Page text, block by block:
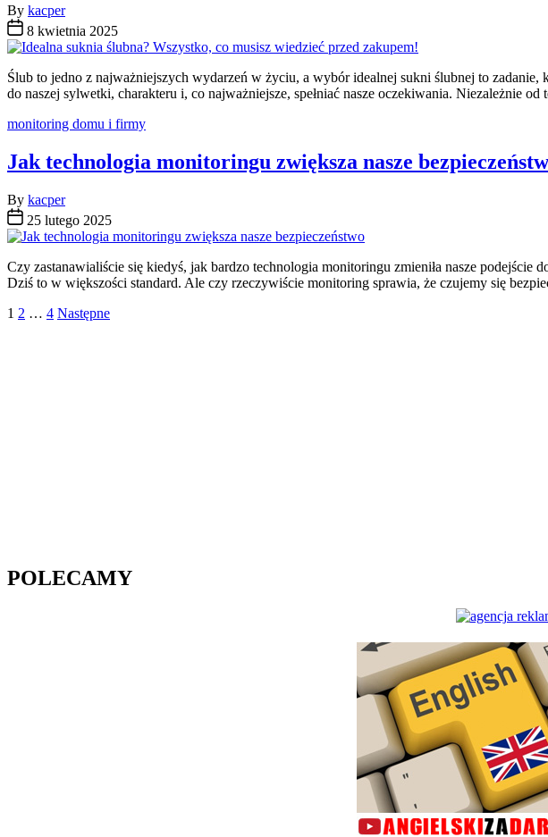
By kacper
8 kwietnia 2025
Ślub to jedno z najważniejszych wydarzeń w życiu, a wybór idealnej sukni ślubnej to
do naszej sylwetki, charakteru i, co najważniejsze, spełniać nasze oczekiwania. Niezależnie od
Categories
monitoring domu i firmy
Jak technologia monitoringu zwiększa nasze
By kacper
25 lutego 2025
Czy zastanawialiście się kiedyś, jak bardzo technologia monitoringu zmieniła nasze podejście
Dziś to w większości standard. Ale czy rzeczywiście monitoring sprawia, że czujemy się
Stronicowanie
1 2 … 4 Następne
POLECAMY